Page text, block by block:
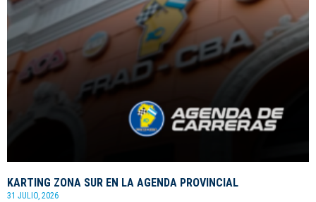
KARTING ZONA SUR EN LA AGENDA PROVINCIAL
31 JULIO, 2026